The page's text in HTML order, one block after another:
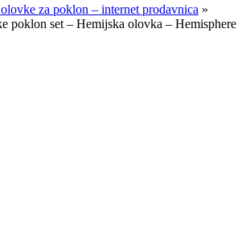
za poklon – internet prodavnica »
poklon set – Hemijska olovka – Hemisphere